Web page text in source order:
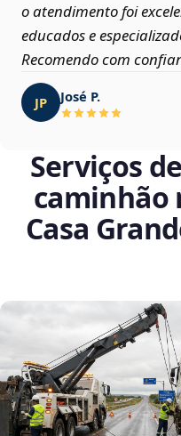
o atendimento foi
educados e
Recomendo com
JP José P.
Serviços
caminhão
Casa